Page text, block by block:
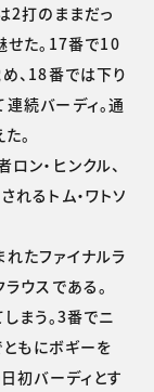
2打のままだっ
せた。17番で10
、18番では下り
続バーディ。通
。
ン・ヒンクル、
るトム・ワトソ
たファイナルラ
ウスである。
まう。3番でニ
もにボギーを
初バーディとす